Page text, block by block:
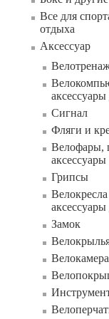
Все для
отдыха
Аксессуар
Сигнал
Фляги и
Велофары,
Грипсы
Замок
Велокамера